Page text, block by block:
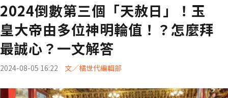
2024倒數第三個「天赦日」！玉
皇大帝由多位神明輪值！？怎麼拜
最誠心？一文解答
2024-08-05 16:22 文／橘世代編輯部